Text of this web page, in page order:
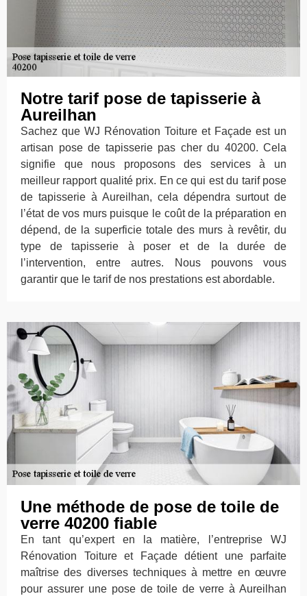
Notre tarif pose de tapisserie à
Aureilhan
Sachez que WJ Rénovation Toiture et Façade est un
artisan pose de tapisserie pas cher du 40200. Cela
signifie que nous proposons des services à un
meilleur rapport qualité prix. En ce qui est du tarif pose
de tapisserie à Aureilhan, cela dépendra surtout de
l’état de vos murs puisque le coût de la préparation en
dépend, de la superficie totale des murs à revêtir, du
type de tapisserie à poser et de la durée de
l’intervention, entre autres. Nous pouvons vous
garantir que le tarif de nos prestations est abordable.
Une méthode de pose de toile de
verre 40200 fiable
En tant qu’expert en la matière, l’entreprise WJ
Rénovation Toiture et Façade détient une parfaite
maîtrise des diverses techniques à mettre en œuvre
pour assurer une pose de toile de verre à Aureilhan